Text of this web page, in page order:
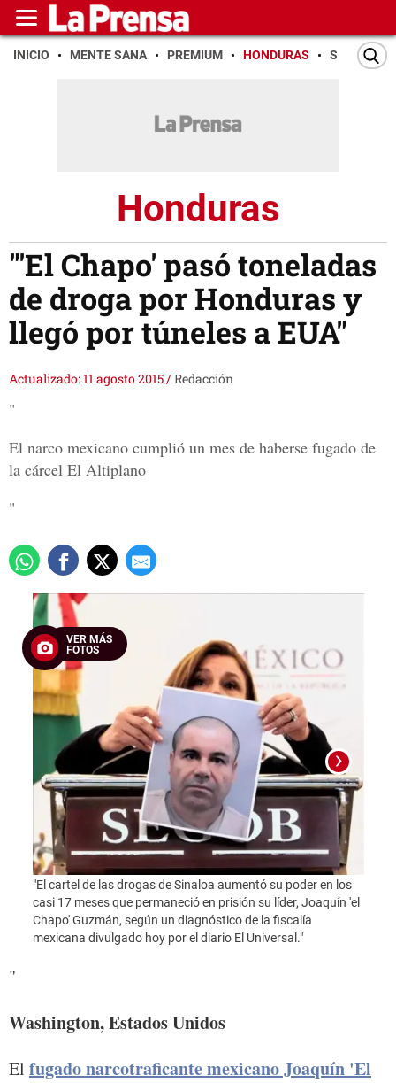
INICIO MENTE SANA PREMIUM HONDURAS SAN PEDRO
Honduras
"'El Chapo' pasó toneladas
de droga por Honduras y
llegó por túneles a EUA"
Actualizado: 11 agosto 2015/Redacción
"
El narco mexicano cumplió un mes de haberse fugado de
la cárcel El Altiplano
"
VER MÁS
FOTOS
"El cartel de las drogas de Sinaloa aumentó su poder en los
casi 17 meses que permaneció en prisión su líder, Joaquín 'el
Chapo' Guzmán, según un diagnóstico de la fiscalía
mexicana divulgado hoy por el diario El Universal."
"
Washington, Estados Unidos
El fugado narcotraficante mexicano Joaquín 'El